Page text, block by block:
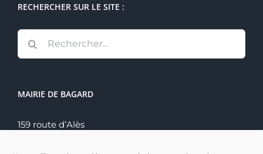
RECHERCHER SUR LE SITE :
MAIRIE DE BAGARD
159 route d’Alès